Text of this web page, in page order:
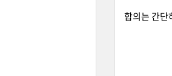
합의는 간단